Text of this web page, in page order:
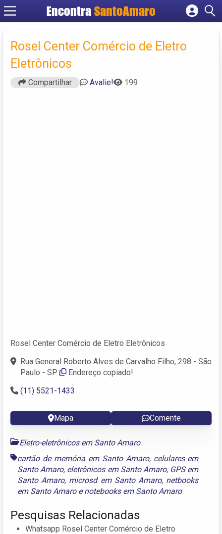
Encontra SantoAmaro
Cadastrar empresa
Criar conta
Rosel Center Comércio de Eletro
Eletrônicos
Compartilhar Avalie! 199
Rosel Center Comércio de Eletro Eletrônicos
Rua General Roberto Alves de Carvalho Filho, 298 - São
Paulo - SP
Endereço copiado!
(11) 5521-1433
Mapa Comente
Eletro-eletrônicos em Santo Amaro
cartão de memória em Santo Amaro, celulares em
Santo Amaro, eletrônicos em Santo Amaro, GPS em
Santo Amaro, microsd em Santo Amaro, netbooks
em Santo Amaroenotebooks em Santo Amaro
Pesquisas Relacionadas
Whatsapp Rosel Center Comércio de Eletro